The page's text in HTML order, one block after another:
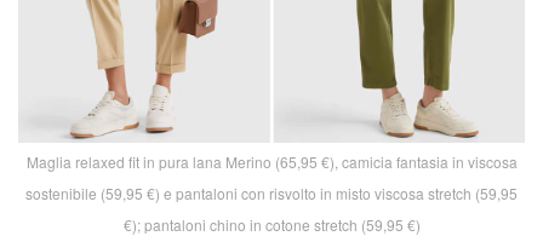
Maglia relaxed fit in pura lana Merino (65,95 €), camicia fantasia in viscosa
sostenibile (59,95 €) e pantaloni con risvolto in misto viscosa stretch (59,95
€); pantaloni chino in cotone stretch (59,95 €)